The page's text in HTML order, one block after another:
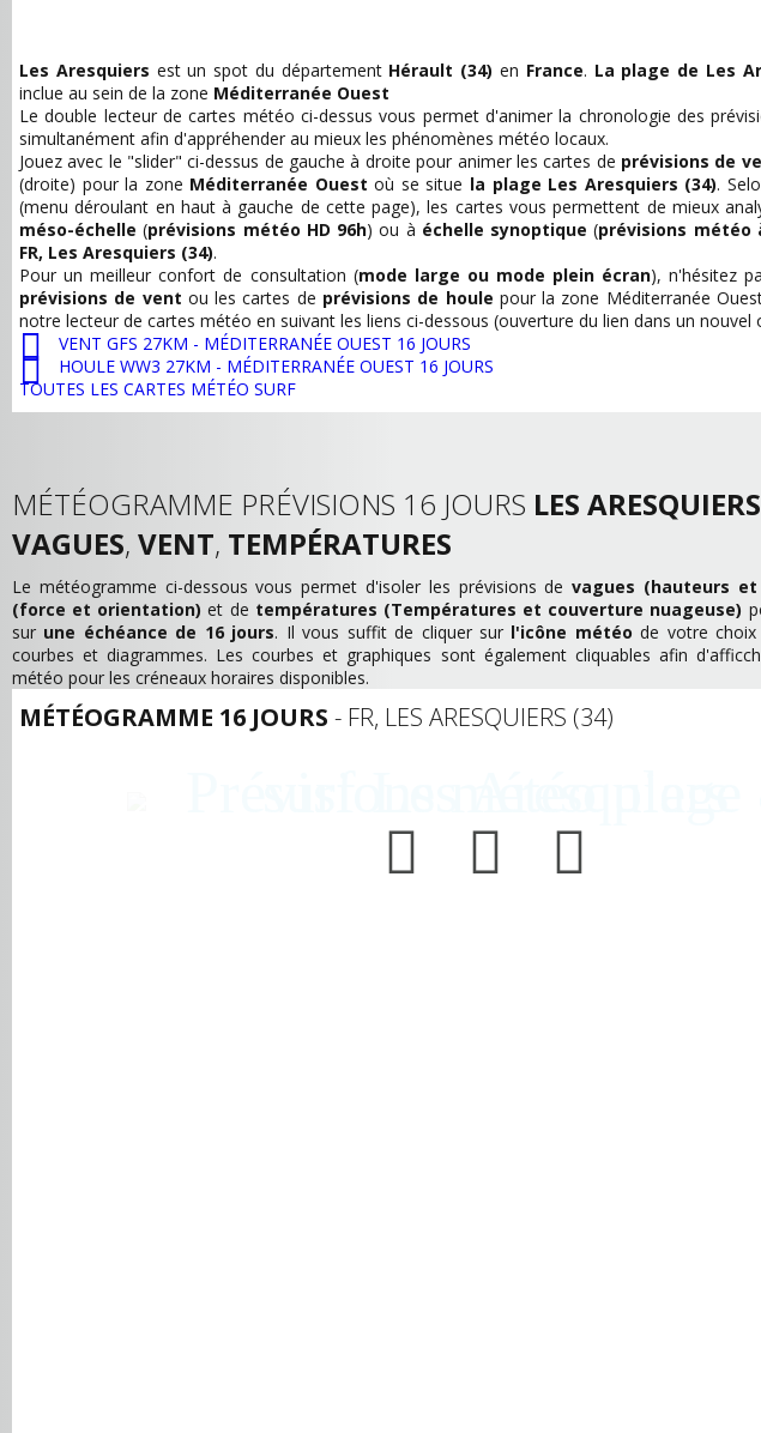
Les Aresquiers est un spot du département Hérault (34) en France. La plage de Les
inclue au sein de la zone Méditerranée Ouest
Le double lecteur de cartes météo ci-dessus vous permet d'animer la chronologie des
simultanément afin d'appréhender au mieux les phénomènes météo locaux.
Jouez avec le "slider" ci-dessus de gauche à droite pour animer les cartes de prévisions de
(droite) pour la zone Méditerranée Ouest où se situe la plage Les Aresquiers (34).
(menu déroulant en haut à gauche de cette page), les cartes vous permettent de mieux
méso-échelle (prévisions météo HD 96h) ou à échelle synoptique (prévisions météo
FR, Les Aresquiers (34).
Pour un meilleur confort de consultation (mode large ou mode plein écran), n'hésitez
prévisions de vent ou les cartes de prévisions de houle pour la zone Méditerranée
notre lecteur de cartes météo en suivant les liens ci-dessous (ouverture du lien dans un nouvel
VENT GFS 27KM - MÉDITERRANÉE OUEST 16 JOURS
HOULE WW3 27KM - MÉDITERRANÉE OUEST 16 JOURS
TOUTES LES CARTES MÉTÉO SURF
MÉTÉOGRAMME PRÉVISIONS 16 JOURS LES
VAGUES, VENT, TEMPÉRATURES
Le météogramme ci-dessous vous permet d'isoler les prévisions devagues (hauteurs
(force et orientation) et de températures (Températures et couverture nuageuse)
sur une échéance de 16 jours. Il vous suffit de cliquer sur l'icône météo de votre
courbes et diagrammes. Les courbes et graphiques sont également cliquables afin
météo pour les créneaux horaires disponibles.
MÉTÉOGRAMME 16 JOURS - FR, LES ARESQUIERS (34)